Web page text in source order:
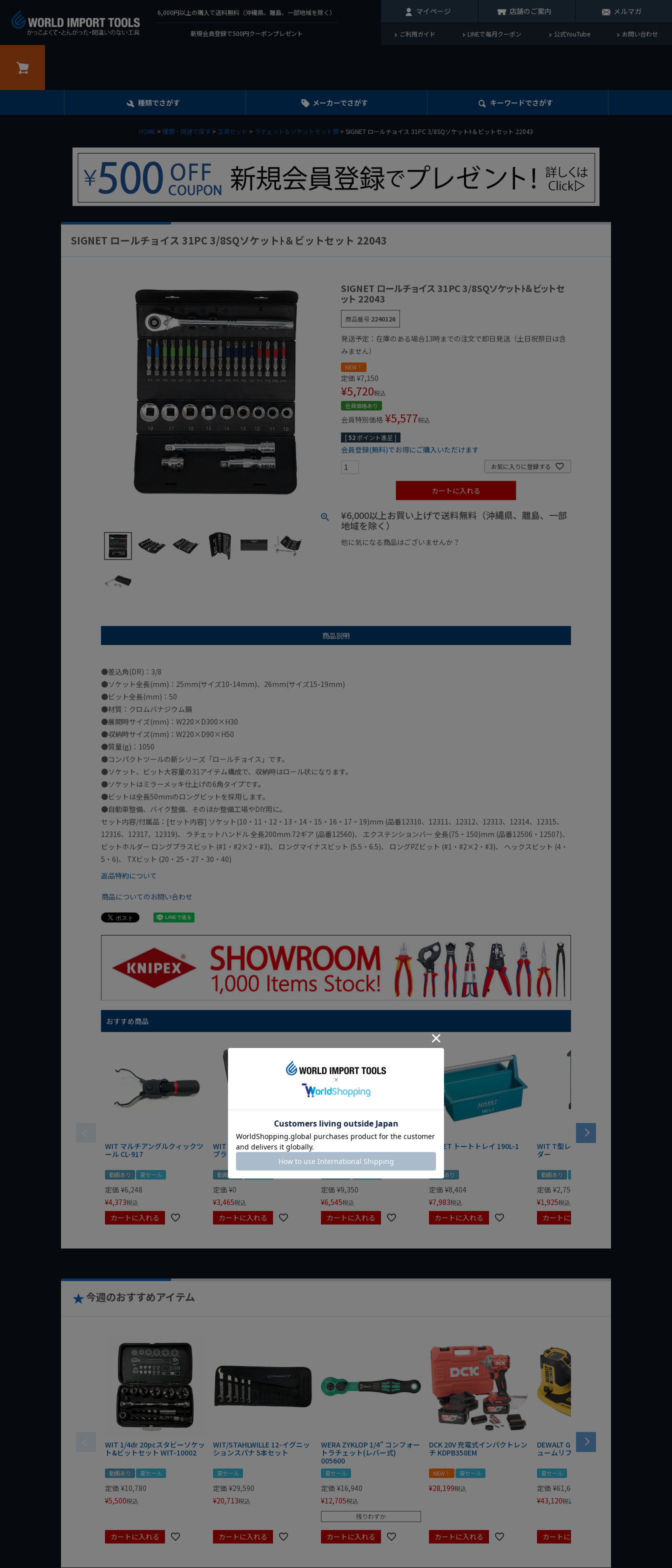
6,000円以上の購入で送料無料（沖縄県、離島、一部地域を除く）
新規会員登録で500円クーポンプレゼント
マイページ 店舗のご案内 メルマガ
ご利用ガイド LINEで毎月クーポン 公式YouTube お問い合わせ
種類でさがす メーカーでさがす キーワードでさがす
HOME 種類・用途で探す 工具セット ラチェット＆ソケットセット類 SIGNET ロールチョイス 31PC 3/8SQソケットﾄ＆ビットセット 22043
SIGNET ロールチョイス 31PC 3/8SQソケットﾄ＆ビットセット 22043
SIGNET ロールチョイス 31PC 3/8SQソケットﾄ＆ビットセ
ット 22043
商品番号 2240126
発送予定：在庫のある場合13時までの注文で即日発送（土日祝祭日は含
みません）
NEW！
定価 ¥7,150
¥5,720税込
会員価格あり
会員特別価格 ¥5,577税込
[52ポイント進呈 ]
会員登録(無料)でお得にご購入いただけます
お気に入りに登録する
カートに入れる
¥6,000以上お買い上げで送料無料（沖縄県、離島、一部
地域を除く）
他に気になる商品はございませんか？
商品説明
●差込角(DR)：3/8
●ソケット全長(mm)：25mm(サイズ10-14mm)、26mm(サイズ15-19mm)
●ビット全長(mm)：50
●材質：クロムバナジウム鋼
●展開時サイズ(mm)：W220×D300×H30
●収納時サイズ(mm)：W220×D90×H50
●質量(g)：1050
●コンパクトツールの新シリーズ「ロールチョイス」です。
●ソケット、ビット大容量の31アイテム構成で、収納時はロール状になります。
●ソケットはミラーメッキ仕上げの6角タイプです。
●ビットは全長50mmのロングビットを採用します。
●自動車整備、バイク整備、そのほか整備工場やDIY用に。
セット内容/付属品：[セット内容] ソケット(10・11・12・13・14・15・16・17・19)mm (品番12310、12311、12312、12313、12314、12315、
12316、12317、12319)、 ラチェットハンドル 全長200mm 72ギア (品番12560)、 エクステンションバー 全長(75・150)mm (品番12506・12507)、
ビットホルダー ロングプラスビット (#1・#2×2・#3)、 ロングマイナスビット (5.5・6.5)、 ロングPZビット (#1・#2×2・#3)、 ヘックスビット (4・
5・6)、 TXビット (20・25・27・30・40)
返品特約について
商品についてのお問い合わせ
おすすめ商品
WIT マルチアングルクィックツ
ール CL-917
動画あり 夏セール
定価 ¥6,248
¥4,373税込
カートに入れる
WIT マグネットツールマット
ブラック
動画あり
定価 ¥0
¥3,465税込
カートに入れる
セット 8721-250 KNIPEX
定価 ¥9,350
¥6,545税込
カートに入れる
HAZET トートトレイ 190L-1
動画あり
定価 ¥8,404
¥7,983税込
カートに入れる
WIT T型レンチマグネットホル
ダー
動画あり
定価 ¥2,750
¥1,925税込
カートに入れる
今週のおすすめアイテム
WIT 1/4dr 20pcスタビーソケッ
ト&ビットセット WIT-10002
動画あり 夏セール
定価 ¥10,780
¥5,500税込
カートに入れる
WIT/STAHLWILLE 12-イグニッ
ションスパナ 5本セット
夏セール
定価 ¥29,590
¥20,713税込
カートに入れる
WERA ZYKLOP 1/4" コンフォー
トラチェット(レバー式)
005600
夏セール
定価 ¥16,940
¥12,705税込
残りわずか
カートに入れる
DCK 20V 充電式インパクトレン
チ KDPB358EM
NEW！ 夏セール
¥28,199税込
カートに入れる
DEWALT GRABO 18V電動バキ
ュームリフター DCE590N-XJ
夏セール
定価 ¥61,600
¥43,120税込
カートに入れる